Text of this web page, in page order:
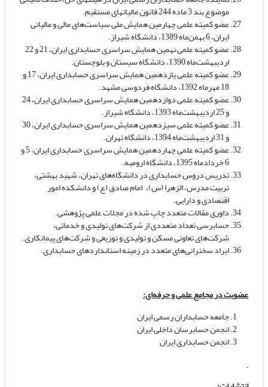
موضوع بند 3 ماده 244 قانون مالیات­های مستقیم.
عضو کمیته‌ علمی چهارمین همایش ملی سیاست‌های مالی و مالیاتی
ایران، 6 بهمن‌ماه 1389، دانشگاه شیراز.
عضو کمیته‌ علمی نهمین همایش سراسری حسابداری ایران، 21 و 22
اردیبهشت‌ماه 1390، دانشگاه سیستان و بلوچستان.
عضو کمیته‌ علمی یازدهمین همایش سراسری حسابداری ایران، 17 و
18 مهر‌ماه 1392، دانشگاه فردوسی مشهد.
عضو کمیته‌ علمی دوازدهمین همایش سراسری حسابداری ایران، 24
و 25 اردیبهشت‌ماه 1393، دانشگاه شیراز.
عضو کمیته‌ علمی سیزدهمین همایش سراسری حسابداری ایران، 30
و 31 اردیبهشت‌ماه 1394، دانشگاه تهران.
عضو کمیته‌ علمی چهاردهمین همایش سراسری حسابداری ایران، 5 و
6 خردادماه 1395، دانشگاه ارومیه.
تدریس دروس حسابداری در دانشگاه‌های تهران، شهید بهشتی،
تربیت مدرس، الزهرا (س)، امام صادق (ع) و دانشکده امور
اقتصادی و دارایی.
داوری مقالات متعدد چاپ شده در مجلات علمی پژوهشی.
حسابرسی تعداد متعددی از شرکت‌های تولیدی و خدماتی،
شرکت‌های تعاونی مسکن و تولیدی و توزیعی و شرکت‌های پیمانکاری.
ایراد سخنرانی‌های متعدد در زمینه استانداردهای حسابداری.
عضویت در مجامع علمی و حرفه‌ای:
جامعه حسابداران رسمی ایران
انجمن حسابرسان داخلی ایران
انجمن حسابداری ایران